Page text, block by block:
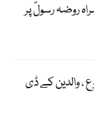
روضہ رسولؐ پر
، والدین کے ڈی